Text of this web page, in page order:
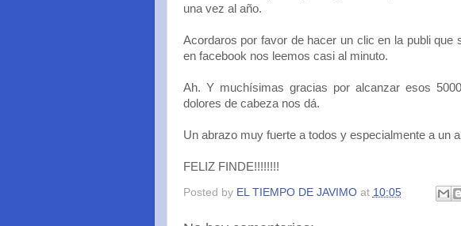
una vez al año.
Acordaros por favor de hacer un clic en la publi que
en facebook nos leemos casi al minuto.
Ah. Y muchísimas gracias por alcanzar esos
dolores de cabeza nos dá.
Un abrazo muy fuerte a todos y especialmente a un
FELIZ FINDE!!!!!!!!
Posted by EL TIEMPO DE JAVIMO at 10:05